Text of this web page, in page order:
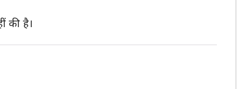
की है।